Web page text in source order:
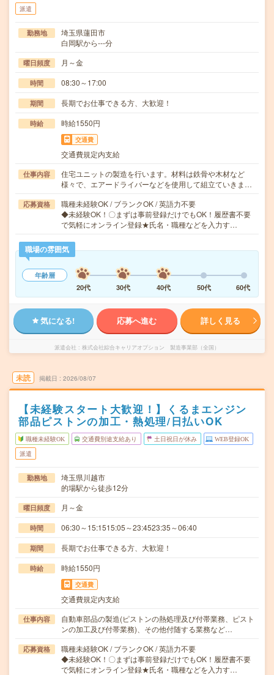
派遣
勤務地
埼玉県蓮田市
白岡駅から---分
曜日頻度 月～金
時間 08:30～17:00
期間 長期でお仕事できる方、大歓迎！
時給 時給1550円
交通費
交通費規定内支給
仕事内容
住宅ユニットの製造を行います。材料は鉄骨や木材など
様々で、エアードライバーなどを使用して組立ていきま…
応募資格
職種未経験OK / ブランクOK / 英語力不要
◆未経験OK！〇まずは事前登録だけでもOK！履歴書不要
で気軽にオンライン登録★氏名・職種などを入力す…
職場の雰囲気
年齢層
20代
30代 40代 50代 60代
気になる! 応募へ進む 詳しく見る
派遣会社 株式会社綜合キャリアオプション 製造事業部（全国）
未読 掲載日 2026/08/07
【未経験スタート大歓迎！】くるまエンジン
部品ピストンの加工・熱処理/日払いOK
職種未経験OK 交通費別途支給あり 土日祝日が休み WEB登録OK
派遣
勤務地
埼玉県川越市
的場駅から徒歩12分
曜日頻度 月～金
時間 06:30～15:1515:05～23:4523:35～06:40
期間 長期でお仕事できる方、大歓迎！
時給 時給1550円
交通費
交通費規定内支給
仕事内容
自動車部品の製造(ピストンの熱処理及び付帯業務、ピスト
ンの加工及び付帯業務)、その他付随する業務など…
応募資格
職種未経験OK / ブランクOK / 英語力不要
◆未経験OK！〇まずは事前登録だけでもOK！履歴書不要
で気軽にオンライン登録★氏名・職種などを入力す…